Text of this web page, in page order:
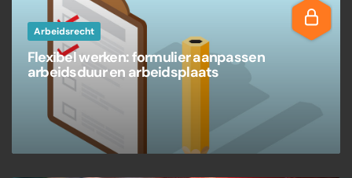
Arbeidsrecht
Flexibel werken: formulier aanpassen
arbeidsduur en arbeidsplaats